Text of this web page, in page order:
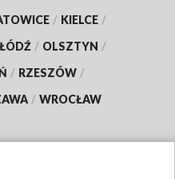
/ KIELCE /
ŁÓDŹ / OLSZTYN /
/ RZESZÓW /
/ WROCŁAW